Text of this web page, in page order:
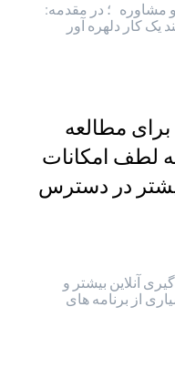
و مشاوره ؛ در مقدمه:
یک کار دلهره آور
برای مطالعه
به لطف امکانات
بیشتر در دسترس
آنلاین بیشتر و
از برنامه های